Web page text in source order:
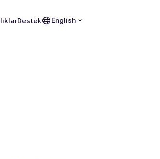
Destek English